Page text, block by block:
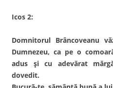
Icos 2:
Domnitorul Brâncoveanu
Dumnezeu, ca pe o
adus și cu adevărat
dovedit.